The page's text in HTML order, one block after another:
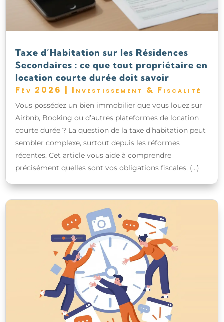
Taxe d’Habitation sur les Résidences
Secondaires : ce que tout propriétaire en
location courte durée doit savoir
Fév 2026 | Investissement & Fiscalité
Vous possédez un bien immobilier que vous louez sur
Airbnb, Booking ou d’autres plateformes de location
courte durée ? La question de la taxe d’habitation peut
sembler complexe, surtout depuis les réformes
récentes. Cet article vous aide à comprendre
précisément quelles sont vos obligations fiscales, (…)